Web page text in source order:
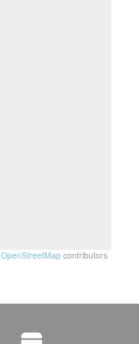
OpenStreetMap contributors